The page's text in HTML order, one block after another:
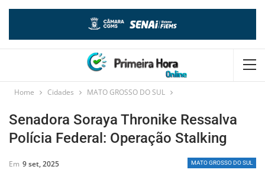
Home Cidades MATO GROSSO DO SUL
Senadora Soraya Thronike Ressalva
Polícia Federal: Operação Stalking
MATO GROSSO DO SUL
Em 9 set, 2025